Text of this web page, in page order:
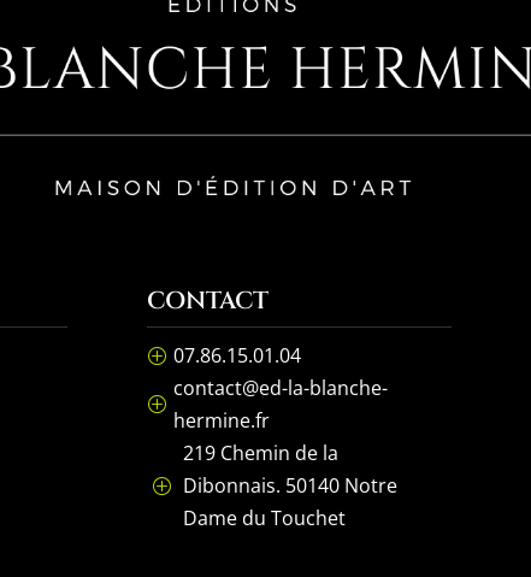
CONTACT
P 07.86.15.01.04
P
contact@ed-la-blanche-
hermine.fr
P
219 Chemin de la
Dibonnais. 50140 Notre
Dame du Touchet